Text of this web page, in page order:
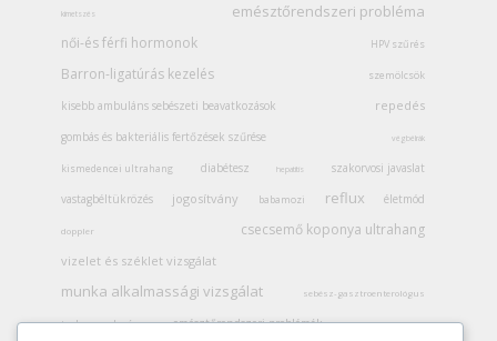
kimetszés emésztőrendszeri probléma
női-és férfi hormonok HPV szűrés
Barron-ligatúrás kezelés szemölcsök
kisebb ambuláns sebészeti beavatkozások repedés
gombás és bakteriális fertőzések szűrése végbélrák
kismedencei ultrahang diabétesz hepatitis
szakorvosi javaslat
vastagbéltükrözés
jogosítvány babamozi reflux életmód
doppler csecsemő koponya ultrahang
vizelet és széklet vizsgálat
munka alkalmassági vizsgálat sebész-gasztroenterológus
terhesgondozás emésztőrendszeri problémák terheléses vércukor